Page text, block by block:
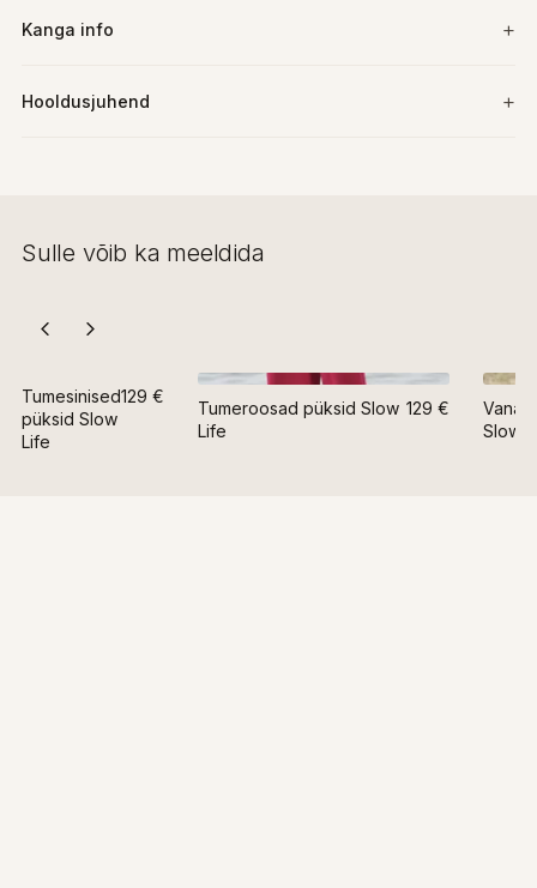
Kanga info
Hooldusjuhend
Sulle võib ka meeldida
Tumesinised
püksid Slow
Life
129 €
Tumeroosad püksid Slow
Life
129 €
Slow